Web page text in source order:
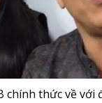
chính thức về với